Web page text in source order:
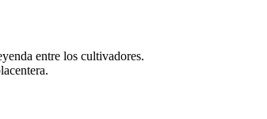
entre los cultivadores.